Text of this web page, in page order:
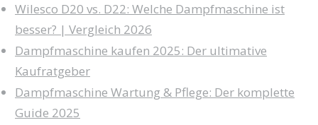
Wilesco D20 vs. D22: Welche Dampfmaschine ist
besser? | Vergleich 2026
Dampfmaschine kaufen 2025: Der ultimative
Kaufratgeber
Dampfmaschine Wartung & Pflege: Der komplette
Guide 2025